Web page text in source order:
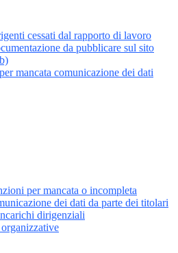
cessati dal rapporto di lavoro
da pubblicare sul sito
mancata comunicazione dei dati
per mancata o incompleta
dei dati da parte dei titolari
dirigenziali